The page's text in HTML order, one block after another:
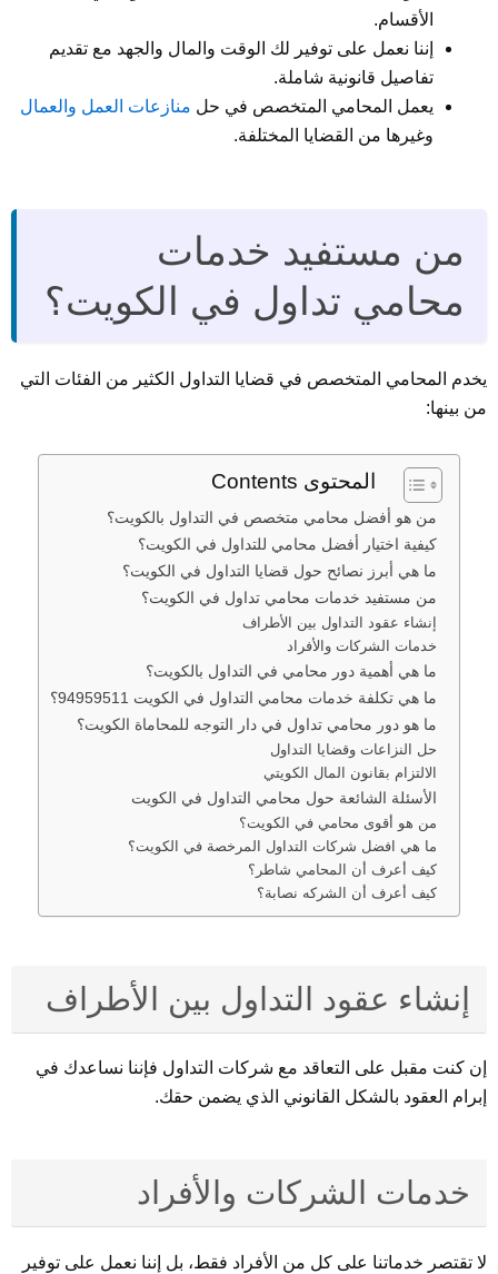
الأقسام.
إننا نعمل على توفير لك الوقت والمال والجهد مع تقديم
تفاصيل قانونية شاملة.
يعمل المحامي المتخصص في حل منازعات العمل والعمال
وغيرها من القضايا المختلفة.
من مستفيد خدمات
محامي تداول في الكويت؟
يخدم المحامي المتخصص في قضايا التداول الكثير من الفئات التي
من بينها:
المحتوى Contents
من هو أفضل محامي متخصص في التداول بالكويت؟
كيفية اختيار أفضل محامي للتداول في الكويت؟
ما هي أبرز نصائح حول قضايا التداول في الكويت؟
من مستفيد خدمات محامي تداول في الكويت؟
إنشاء عقود التداول بين الأطراف
خدمات الشركات والأفراد
ما هي أهمية دور محامي في التداول بالكويت؟
ما هي تكلفة خدمات محامي التداول في الكويت 94959511؟
ما هو دور محامي تداول في دار التوجه للمحاماة الكويت؟
حل النزاعات وقضايا التداول
الالتزام بقانون المال الكويتي
الأسئلة الشائعة حول محامي التداول في الكويت
من هو أقوى محامي في الكويت؟
ما هي افضل شركات التداول المرخصة في الكويت؟
كيف أعرف أن المحامي شاطر؟
كيف أعرف أن الشركه نصابة؟
إنشاء عقود التداول بين الأطراف
إن كنت مقبل على التعاقد مع شركات التداول فإننا نساعدك في
إبرام العقود بالشكل القانوني الذي يضمن حقك.
خدمات الشركات والأفراد
لا تقتصر خدماتنا على كل من الأفراد فقط، بل إننا نعمل على توفير